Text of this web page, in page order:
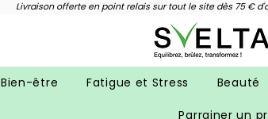
Livraison offerte en point relais sur tout le site dès 75 €
Bien-être Fatigue et Stress Beauté
Parrainer un